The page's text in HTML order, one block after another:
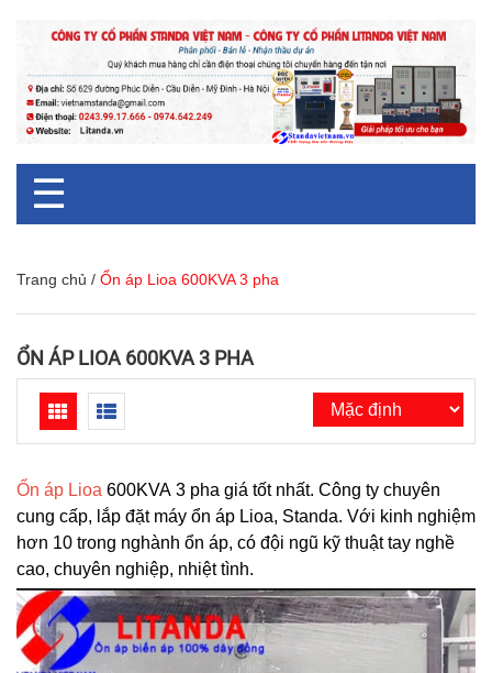
☰
Trang chủ / Ổn áp Lioa 600KVA 3 pha
ỔN ÁP LIOA 600KVA 3 PHA
Ổn áp Lioa 600KVA 3 pha giá tốt nhất. Công ty chuyên
cung cấp, lắp đặt máy ổn áp Lioa, Standa. Với kinh nghiệm
hơn 10 trong nghành ổn áp, có đội ngũ kỹ thuật tay nghề
cao, chuyên nghiệp, nhiệt tình.